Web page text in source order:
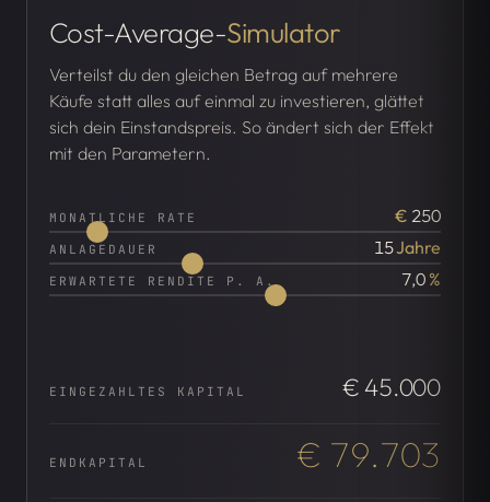
Cost-Average-Simulator
Verteilst du den gleichen Betrag auf mehrere
Käufe statt alles auf einmal zu investieren, glättet
sich dein Einstandspreis. So ändert sich der Effekt
mit den Parametern.
MONATLICHE RATE € 250
ANLAGEDAUER 15Jahre
ERWARTETE RENDITE P. A. 7,0 %
EINGEZAHLTES KAPITAL € 45.000
ENDKAPITAL € 79.703